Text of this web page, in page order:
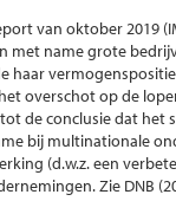
van oktober 2019
met name grote
overschot op de
de conclusie dat het
bij multinationale
(d.w.z. een
Zie DNB